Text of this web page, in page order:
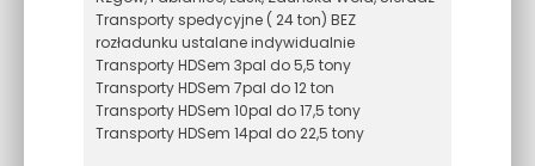
Transporty spedycyjne ( 24 ton) BEZ
rozładunku ustalane indywidualnie
Transporty HDSem 3pal do 5,5 tony
Transporty HDSem 7pal do 12 ton
Transporty HDSem 10pal do 17,5 tony
Transporty HDSem 14pal do 22,5 tony